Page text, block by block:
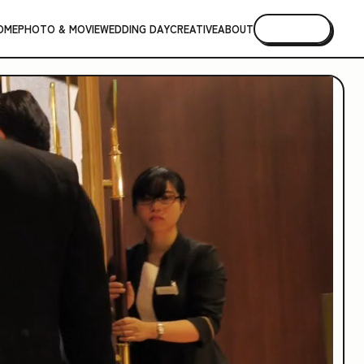
PHOTO & MOVIEWEDDING DAYCREATIVEABOUT